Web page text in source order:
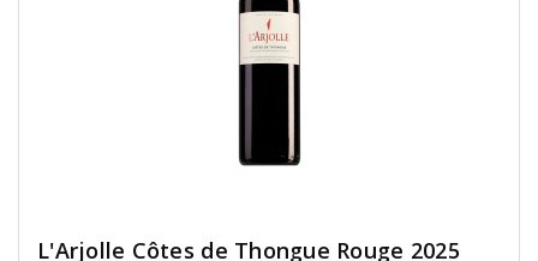
L'Arjolle Côtes de Thongue Rouge 2025